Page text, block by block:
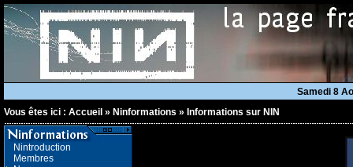
Samedi 8
Vous êtes ici : Accueil » Ninformations » Informations sur NIN
Nintroduction
Membres